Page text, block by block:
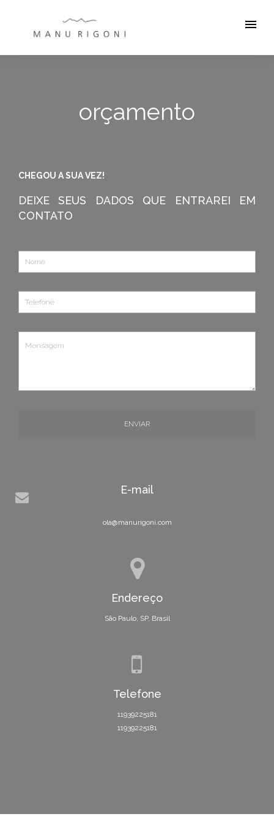
menu
orçamento
CHEGOU A SUA VEZ!
DEIXE SEUS DADOS QUE ENTRAREI EM
CONTATO
ENVIAR
E-mail
ola@manurigoni.com
Endereço
São Paulo, SP, Brasil
Telefone
11939225181
11939225181